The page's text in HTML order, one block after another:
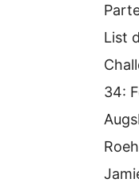
List
34: